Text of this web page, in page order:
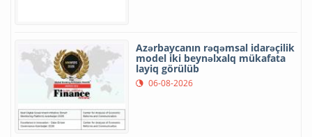
Azərbaycanın rəqəmsal idarəçilik
model iki beynəlxalq mükafata
layiq görülüb
06-08-2026